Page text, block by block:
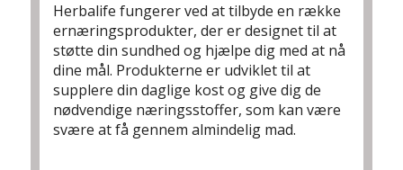
Herbalife fungerer ved at tilbyde en række
ernæringsprodukter, der er designet til at
støtte din sundhed og hjælpe dig med at nå
dine mål. Produkterne er udviklet til at
supplere din daglige kost og give dig de
nødvendige næringsstoffer, som kan være
svære at få gennem almindelig mad.